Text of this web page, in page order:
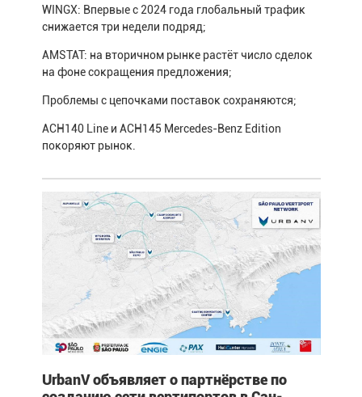
WINGX: Впервые с 2024 года глобальный трафик
снижается три недели подряд;
AMSTAT: на вторичном рынке растёт число сделок
на фоне сокращения предложения;
Проблемы с цепочками поставок сохраняются;
ACH140 Line и ACH145 Mercedes-Benz Edition
покоряют рынок.
UrbanV объявляет о партнёрстве по